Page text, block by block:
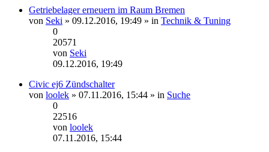
Getriebelager erneuern im Raum Bremen
von Seki » 09.12.2016, 19:49 » in Technik & Tuning
0
20571
von Seki
Neuester
09.12.2016, 19:49
Civic ej6 Zündschalter
von loolek » 07.11.2016, 15:44 » in Suche
0
22516
von loolek
Neuester
07.11.2016, 15:44